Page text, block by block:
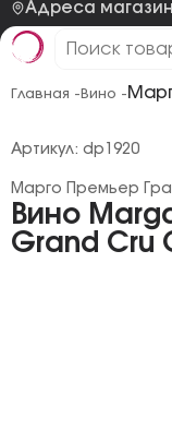
Адреса
Главная - Вино -
Вино
Grand Cru
Марго Премьер
Артикул: dp1920